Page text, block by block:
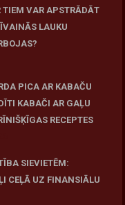
VAR APSTRĀDĀT
LAUKU
PICA AR KABAČU
KABAČI AR GAĻU
RECEPTES
SIEVIETĒM:
CEĻĀ UZ FINANSIĀLU